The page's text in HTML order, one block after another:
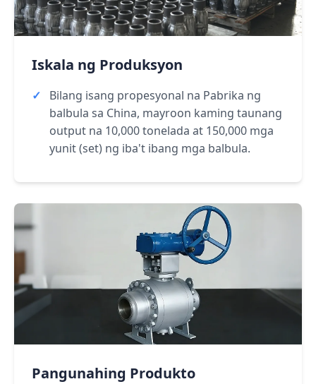
Iskala ng Produksyon
Bilang isang propesyonal na Pabrika ng
balbula sa China, mayroon kaming taunang
output na 10,000 tonelada at 150,000 mga
yunit (set) ng iba't ibang mga balbula.
Pangunahing Produkto